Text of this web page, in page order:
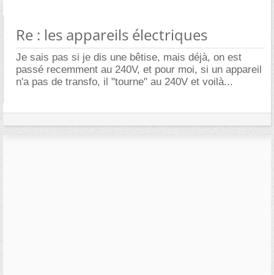
Re : les appareils électriques
Je sais pas si je dis une bêtise, mais déjà, on est
passé recemment au 240V, et pour moi, si un appareil
n'a pas de transfo, il "tourne" au 240V et voilà...